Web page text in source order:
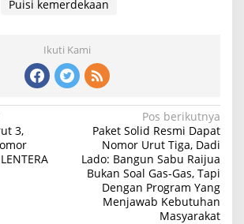
Puisi kemerdekaan
Ikuti Kami
3,
Pos berikutnya
Paket Solid Resmi Dapat
Nomor Urut Tiga, Dadi
Lado: Bangun Sabu Raijua
Bukan Soal Gas-Gas, Tapi
Dengan Program Yang
Menjawab Kebutuhan
Masyarakat